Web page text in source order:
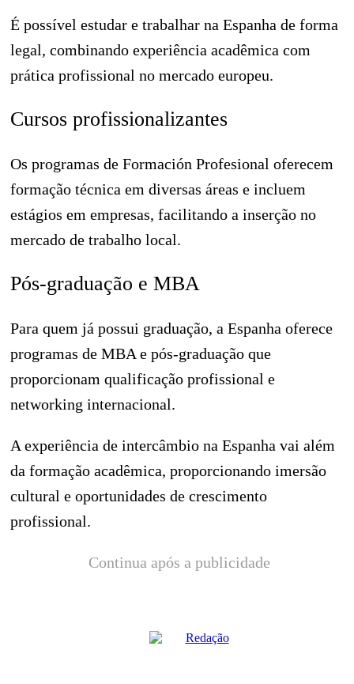
É possível estudar e trabalhar na Espanha de forma
legal, combinando experiência acadêmica com
prática profissional no mercado europeu.
Cursos profissionalizantes
Os programas de Formación Profesional oferecem
formação técnica em diversas áreas e incluem
estágios em empresas, facilitando a inserção no
mercado de trabalho local.
Pós-graduação e MBA
Para quem já possui graduação, a Espanha oferece
programas de MBA e pós-graduação que
proporcionam qualificação profissional e
networking internacional.
A experiência de intercâmbio na Espanha vai além
da formação acadêmica, proporcionando imersão
cultural e oportunidades de crescimento
profissional.
Continua após a publicidade